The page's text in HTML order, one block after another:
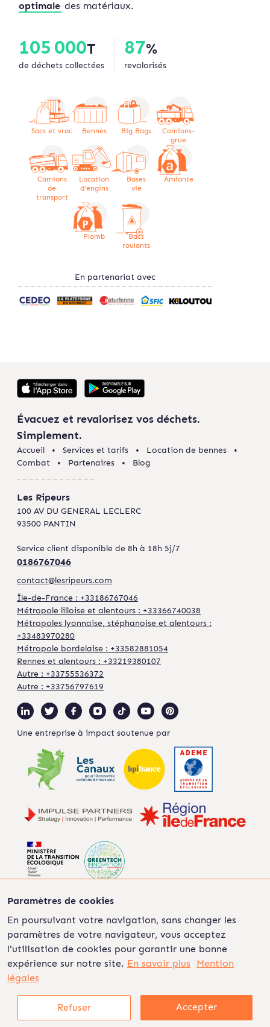
Paramètres de cookies
En poursuivant votre navigation, sans changer les
paramètres de votre navigateur, vous acceptez
l'utilisation de cookies pour garantir une bonne
expérience sur notre site. En savoir plus
Mention
légales
Refuser Accepter
01 86 76 70 46 Créer un compte
optimale des matériaux.
105 000T
de déchets collectées
87%
revalorisés
Sacs et vrac Bennes Big Bags
Camions-
grue
Camions
de
transport
Location
d'engins
Bases
vie
Amiante
Plomb
Bacs
roulants
En partenariat avec
Évacuez et revalorisez vos déchets.
Simplement.
Accueil Services et tarifs
Location de bennes
Combat
Partenaires Blog
Les Ripeurs
100 AV DU GENERAL LECLERC
93500 PANTIN
Service client disponible de 8h à 18h 5j/7
0186767046
contact@lesripeurs.com
Île-de-France : +33186767046
Métropole lilloise et alentours : +33366740038
Métropoles lyonnaise, stéphanoise et alentours :
+33483970280
Métropole bordelaise : +33582881054
Rennes et alentours : +33219380107
Autre : +33755536372
Autre : +33756797619
Une entreprise à impact soutenue par
©2022 Les Ripeurs Mentions légales
Politique de
confidentialité
CGU CGV On recrute